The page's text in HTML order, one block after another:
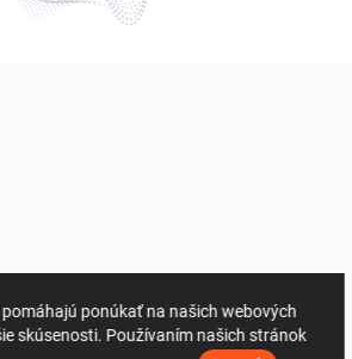
ponúkať na našich webových
skúsenosti. Používaním našich stránok